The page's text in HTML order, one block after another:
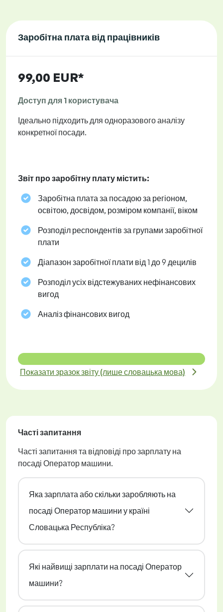
Заробітна плата від працівників
99,00 EUR*
Доступ для 1 користувача
Ідеально підходить для одноразового аналізу
конкретної посади.
Звіт про заробітну плату містить:
Заробітна плата за посадою за регіоном,
освітою, досвідом, розміром компанії, віком
Розподіл респондентів за групами заробітної
плати
Діапазон заробітної плати від 1 до 9 децилів
Розподіл усіх відстежуваних нефінансових
вигод
Аналіз фінансових вигод
Показати зразок звіту (лише словацька мова)
Часті запитання
Часті запитання та відповіді про зарплату на
посаді Оператор машини.
Яка зарплата або скільки заробляють на
посаді Оператор машини у країні
Словацька Республіка?
Які найвищі зарплати на посаді Оператор
машини?